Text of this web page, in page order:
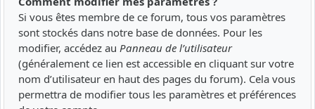
Si vous êtes membre de ce forum, tous vos paramètres
sont stockés dans notre base de données. Pour les
modifier, accédez au Panneau de l’utilisateur
(généralement ce lien est accessible en cliquant sur votre
nom d’utilisateur en haut des pages du forum). Cela vous
permettra de modifier tous les paramètres et préférences